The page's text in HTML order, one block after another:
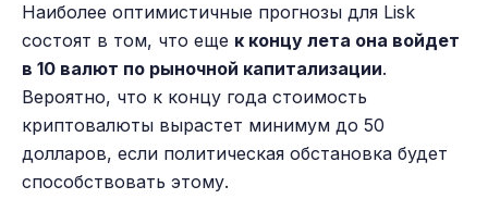
Наиболее оптимистичные прогнозы для Lisk
состоят в том, что еще к концу лета она войдет
в 10 валют по рыночной капитализации.
Вероятно, что к концу года стоимость
криптовалюты вырастет минимум до 50
долларов, если политическая обстановка будет
способствовать этому.